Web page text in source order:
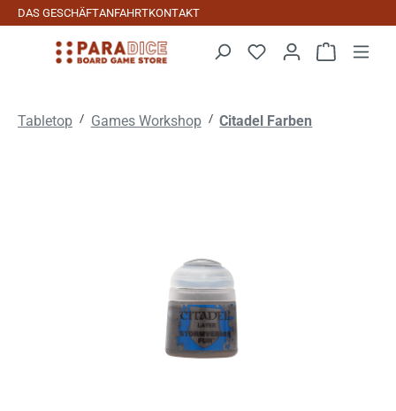
Zum Hauptinhalt springen
DAS GESCHÄFTANFAHRTKONTAKT
Tabletop / Games Workshop / Citadel Farben